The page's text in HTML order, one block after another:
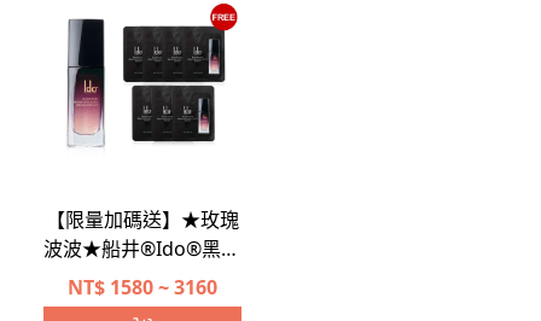
【限量加碼送】★玫瑰
波波★船井®Ido®黑玫
瑰重生緊膚金萃新客入
坑組
NT$1580 ~ 3160